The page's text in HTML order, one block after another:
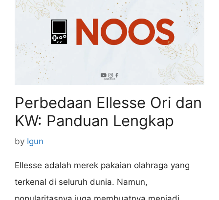
Perbedaan Ellesse Ori dan
KW: Panduan Lengkap
by Igun
Ellesse adalah merek pakaian olahraga yang
terkenal di seluruh dunia. Namun,